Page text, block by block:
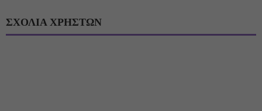
ΣΧΟΛΙΑ ΧΡΗΣΤΩΝ